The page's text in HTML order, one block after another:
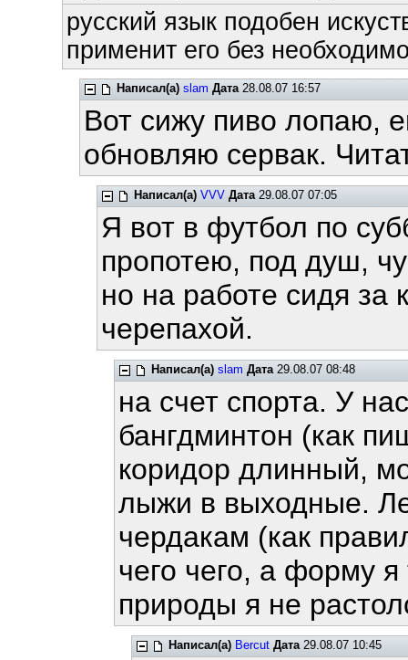
русский язык подобен
применит его без
Написал(а) slam Дата28.08.07 16:57
Вот сижу пиво лопаю,
обновляю сервак.
Написал(а) VVV Дата29.08.07 07:05
Я вот в футбол по
пропотею, под душ,
но на работе сидя за
черепахой.
Написал(а) slam Дата29.08.07 08:48
на счет спорта. У
бангдминтон (как
коридор длинный,
лыжи в выходные.
чердакам (как
чего чего, а форму
природы я не
Написал(а) Bercut Дата29.08.07 10:45